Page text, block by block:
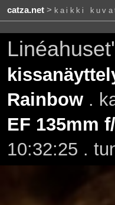
catza.net> kaikki
Rainbow.
EF 135mm
10:32:25 .